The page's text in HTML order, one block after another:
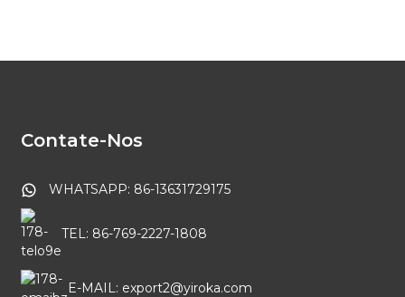
Contate-Nos
WHATSAPP: 86-13631729175
TEL: 86-769-2227-1808
E-MAIL: export2@yiroka.com